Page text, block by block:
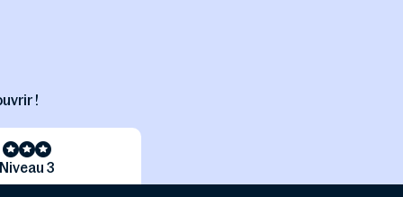
!
Niveau 3